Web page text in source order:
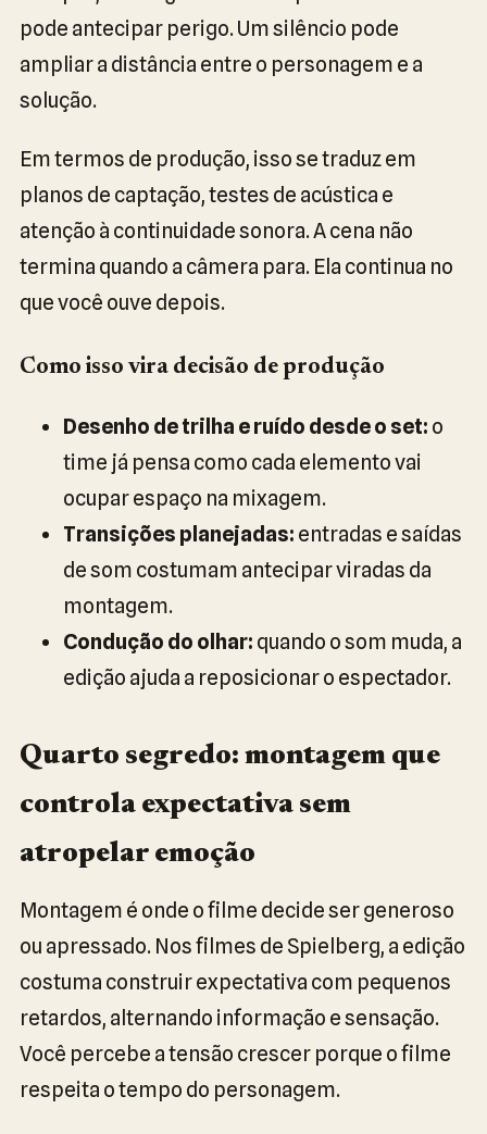
pode antecipar perigo. Um silêncio pode
ampliar a distância entre o personagem e a
solução.
Em termos de produção, isso se traduz em
planos de captação, testes de acústica e
atenção à continuidade sonora. A cena não
termina quando a câmera para. Ela continua no
que você ouve depois.
Como isso vira decisão de produção
Desenho de trilha e ruído desde o set: o
time já pensa como cada elemento vai
ocupar espaço na mixagem.
Transições planejadas: entradas e saídas
de som costumam antecipar viradas da
montagem.
Condução do olhar: quando o som muda, a
edição ajuda a reposicionar o espectador.
Quarto segredo: montagem que
controla expectativa sem
atropelar emoção
Montagem é onde o filme decide ser generoso
ou apressado. Nos filmes de Spielberg, a edição
costuma construir expectativa com pequenos
retardos, alternando informação e sensação.
Você percebe a tensão crescer porque o filme
respeita o tempo do personagem.